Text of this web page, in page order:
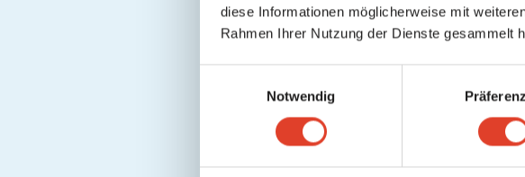
diese Informationen möglicherweise mit
Rahmen Ihrer Nutzung der Dienste gesammelt
Notwendig